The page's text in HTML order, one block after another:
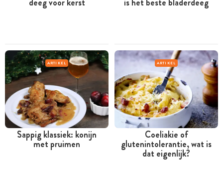
ARTIKEL
Sappig klassiek: konijn
met pruimen
ARTIKEL
Coeliakie of
glutenintolerantie, wat is
dat eigenlijk?